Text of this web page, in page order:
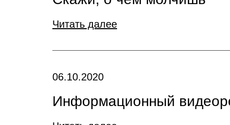
Читать далее
06.10.2020
Информационный